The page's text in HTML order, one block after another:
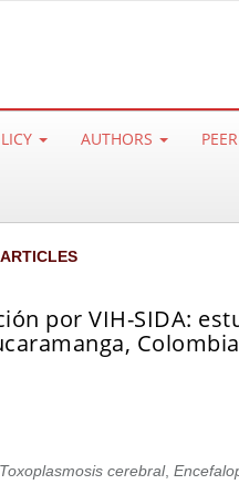
AUTHORS
por VIH-SIDA:
Colombia
cerebral,